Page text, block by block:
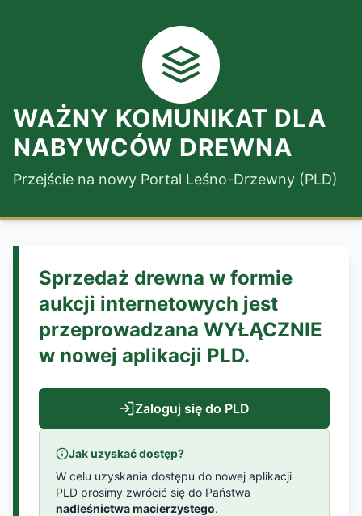
WAŻNY KOMUNIKAT DLA
NABYWCÓW DREWNA
Przejście na nowy Portal Leśno-Drzewny (PLD)
Sprzedaż drewna w formie
aukcji internetowych jest
przeprowadzana WYŁĄCZNIE
w nowej aplikacji PLD.
Zaloguj się do PLD
Jak uzyskać dostęp?
W celu uzyskania dostępu do nowej aplikacji
PLD prosimy zwrócić się do Państwa
nadleśnictwa macierzystego.